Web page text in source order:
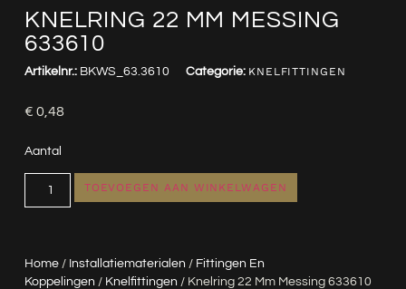
KNELRING 22 MM MESSING
633610
Home/ Installatiematerialen / Fittingen En
Koppelingen / Knelfittingen / Knelring 22 Mm Messing 633610
Artikelnr.: BKWS_63.3610 Categorie: KNELFITTINGEN
€ 0,48
Aantal
TOEVOEGEN AAN WINKELWAGEN